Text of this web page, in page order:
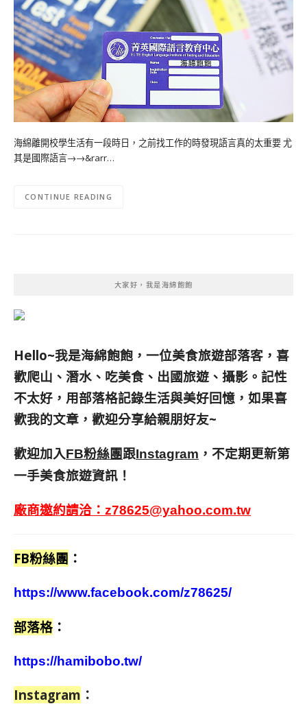
海綿離開校學生活有一段時日，之前找工作的時發現語言真的太重要 尤
其是國際語言→→&rarr…
CONTINUE READING
大家好，我是海綿飽飽
Hello~我是海綿飽飽，一位美食旅遊部落客， 喜
歡爬山、潛水、吃美食、出國旅遊、攝影。 記性
不太好，用部落格記錄生活與美好回憶， 如果喜
歡我的文章，歡迎分享給親朋好友~
歡迎加入FB粉絲團跟Instagram ，不定期更新第
一手美食旅遊資訊！
廠商邀約請洽： z78625@yahoo.com.tw
FB粉絲團 ：
https://www.facebook.com/z78625/
部落格 ：
https://hamibobo.tw/
Instagram ：